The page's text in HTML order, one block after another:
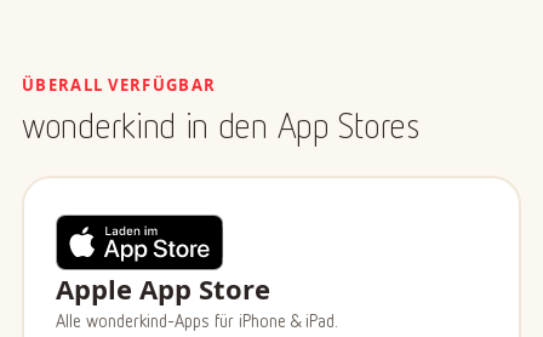
ÜBERALL VERFÜGBAR
wonderkind in den App Stores
Apple App Store
Alle wonderkind-Apps für iPhone & iPad.